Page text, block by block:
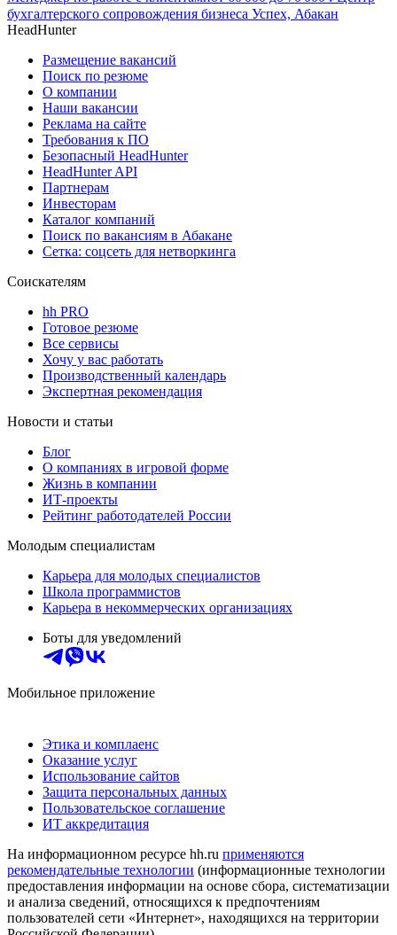
бухгалтерского сопровождения бизнеса Успех, Абакан
HeadHunter
Размещение вакансий
Поиск по резюме
О компании
Наши вакансии
Реклама на сайте
Требования к ПО
Безопасный HeadHunter
HeadHunter API
Партнерам
Инвесторам
Каталог компаний
Поиск по вакансиям в Абакане
Сетка: соцсеть для нетворкинга
Соискателям
hh PRO
Готовое резюме
Все сервисы
Хочу у вас работать
Производственный календарь
Экспертная рекомендация
Новости и статьи
Блог
О компаниях в игровой форме
Жизнь в компании
ИТ-проекты
Рейтинг работодателей России
Молодым специалистам
Карьера для молодых специалистов
Школа программистов
Карьера в некоммерческих организациях
Боты для уведомлений
Мобильное приложение
Этика и комплаенс
Оказание услуг
Использование сайтов
Защита персональных данных
Пользовательское соглашение
ИТ аккредитация
На информационном ресурсе hh.ru применяются
рекомендательные технологии (информационные технологии
предоставления информации на основе сбора, систематизации
и анализа сведений, относящихся к предпочтениям
пользователей сети «Интернет», находящихся на территории